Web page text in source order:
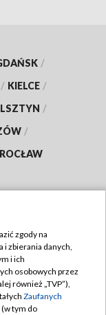
/
/ KIELCE /
/
/
zgody na
i zbierania danych,
i ich
osobowych przez
również „TVP”),
Zaufanych
tym do